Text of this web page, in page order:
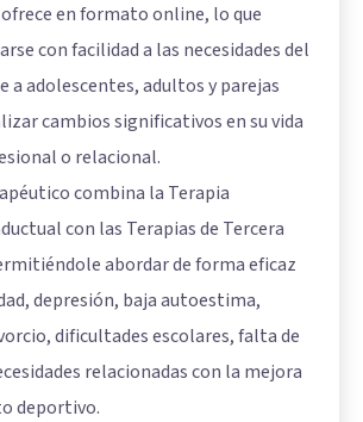
en formato online, lo que
con facilidad a las necesidades del
a adolescentes, adultos y parejas
cambios significativos en su vida
o relacional.
combina la Terapia
con las Terapias de Tercera
abordar de forma eficaz
depresión, baja autoestima,
dificultades escolares, falta de
relacionadas con la mejora
deportivo.